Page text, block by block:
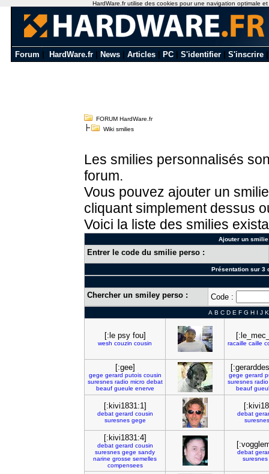
Forum HardWare.fr News Articles PC S'identifier S'inscrire
FORUM HardWare.fr
Wiki smilies
Les smilies personnalisés
forum.
Vous pouvez ajouter un
cliquant simplement dessus
Voici la liste des smilies
Ajouter un
Entrer le code du smilie perso :
Présentation sur 3
Chercher un smiley perso : Code :
A B C D E F G H I J K
[:le psy fou]
wesh couzin cousin racaille caille
[:gee]
gege gerard putois cousin
suresnes radio micro debat
beauf gueule enerve
gege gerard
suresnes radio
beauf
[:kivi1831:1]
debat gerard cousin
suresnes gege
debat
suresnes
[:kivi1831:4]
debat gerard cousin
suresnes gege sandy
narine grosse semelles
compensees
debat
suresnes
HardWare.fr utilise des cookies pour une navigation optimale